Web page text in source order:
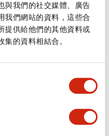
與我們的社交媒體、廣告
我們網站的資料，這些合
提供給他們的其他資料或
的資料相結合。
顯示全部